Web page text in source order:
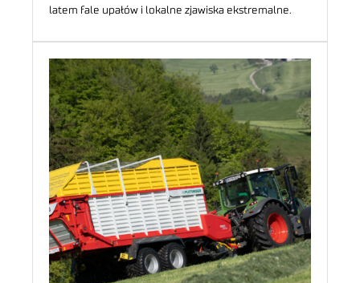
latem fale upałów i lokalne zjawiska ekstremalne.